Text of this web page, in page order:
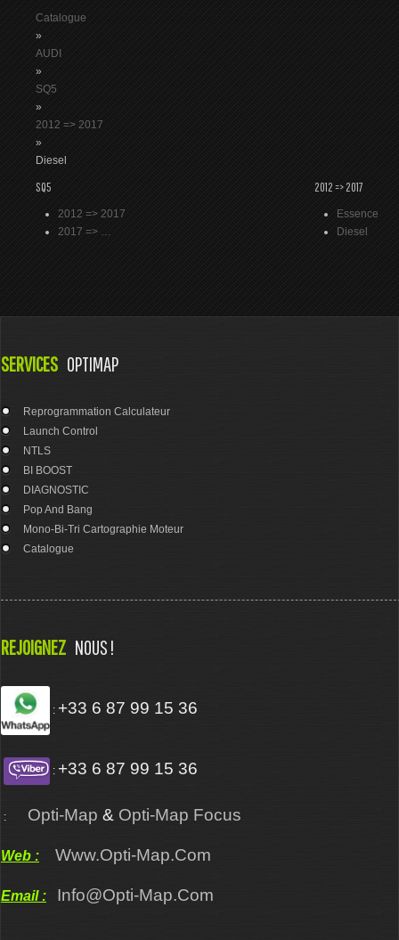
Catalogue
»
AUDI
»
SQ5
»
2012 => 2017
»
Diesel
SQ5
2012 => 2017
2017 => …
2012 => 2017
Essence
Diesel
SERVICES OPTIMAP
Reprogrammation Calculateur
Launch Control
NTLS
BI BOOST
DIAGNOSTIC
Pop And Bang
Mono-Bi-Tri Cartographie Moteur
Catalogue
REJOIGNEZ NOUS !
: +33 6 87 99 15 36
: +33 6 87 99 15 36
: Opti-Map & Opti-Map Focus
Web : Www.opti-Map.com
Email : Info@opti-Map.com